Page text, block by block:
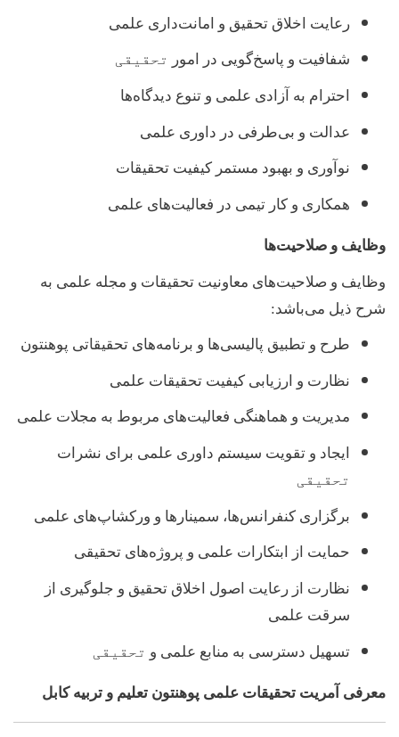
رعایت اخلاق تحقیق و امانت‌داری علمی
شفافیت و پاسخ‌گویی در امور تحقیقی
احترام به آزادی علمی و تنوع دیدگاه‌ها
عدالت و بی‌طرفی در داوری علمی
نوآوری و بهبود مستمر کیفیت تحقیقات
همکاری و کار تیمی در فعالیت‌های علمی
وظایف و صلاحیت‌ها
وظایف و صلاحیت‌های معاونیت تحقیقات و مجله علمی به
شرح ذیل می‌باشد:
طرح و تطبیق پالیسی‌ها و برنامه‌های تحقیقاتی پوهنتون
نظارت و ارزیابی کیفیت تحقیقات علمی
مدیریت و هماهنگی فعالیت‌های مربوط به مجلات علمی
ایجاد و تقویت سیستم داوری علمی برای نشرات
تحقیقی
برگزاری کنفرانس‌ها، سمینارها و ورکشاپ‌های علمی
حمایت از ابتکارات علمی و پروژه‌های تحقیقی
نظارت از رعایت اصول اخلاق تحقیق و جلوگیری از
سرقت علمی
تسهیل دسترسی به منابع علمی و تحقیقی
معرفی آمریت تحقیقات علمی پوهنتون تعلیم و تربیه کابل